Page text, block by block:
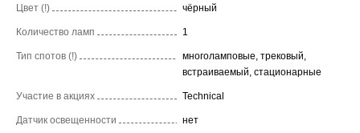
Цвет (!) чёрный
Количество ламп 1
Тип спотов (!)
многоламповые, трековый,
встраиваемый, стационарные
Участие в акциях Technical
Датчик освещенности нет